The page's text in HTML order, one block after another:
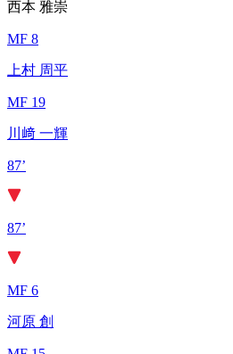
西本 雅崇
MF 8
上村 周平
MF 19
川﨑 一輝
87’
87’
MF 6
河原 創